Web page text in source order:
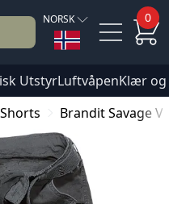
NORSK 0
UtstyrLuftvåpenKlær
Shorts Brandit Savage